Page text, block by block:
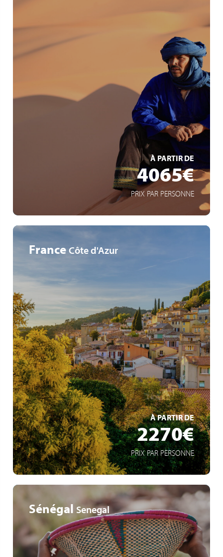
À PARTIR DE
4065€
PRIX PAR PERSONNE
Itinéraire entre patrimoine, médinas et oasis
sahariennes
Expériences authentiques
Culture, rencontres locales, immersion au cœur du
Sahara
EN SAVOIR +
France Côte d'Azur
À PARTIR DE
2270€
PRIX PAR PERSONNE
EN SAVOIR +
Sénégal Senegal